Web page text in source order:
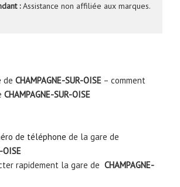
:Assistance non affiliée aux marques.
de CHAMPAGNE-SUR-OISE – comment
CHAMPAGNE-SUR-OISE
de téléphone de la gare de
OISE
rapidement la gare de CHAMPAGNE-